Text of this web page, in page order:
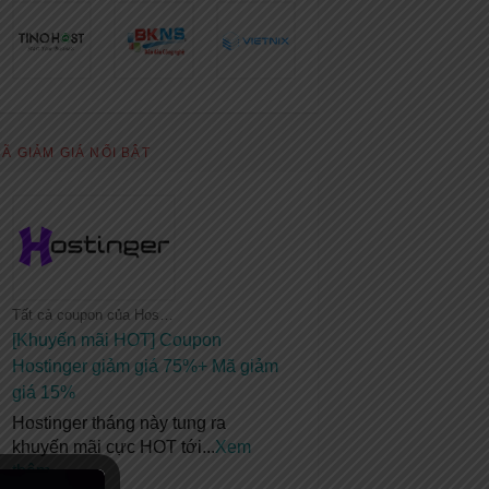
GIẢM GIÁ NỔI BẬT
[Khuyến mãi HOT] Coupon
Hostinger giảm giá 75%+ Mã giảm
giá 15%
Hostinger tháng này tung ra
khuyến mãi cực HOT tới...Xem
thêm